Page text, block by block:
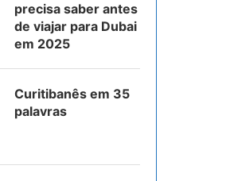
precisa saber antes
de viajar para Dubai
em 2025
Curitibanês em 35
palavras